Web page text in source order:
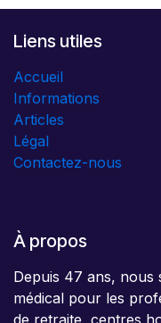
Liens utiles
Accueil
Informations
Articles
Légal
Contactez-nous
À propos
Depuis 47 ans, nous
médical pour les
de retraite, centres